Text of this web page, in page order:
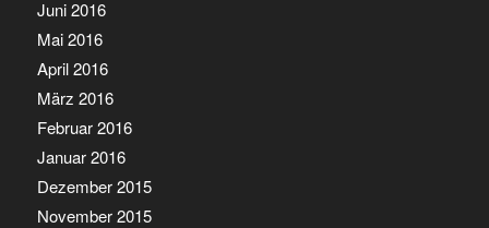
Juni 2016
Mai 2016
April 2016
März 2016
Februar 2016
Januar 2016
Dezember 2015
November 2015